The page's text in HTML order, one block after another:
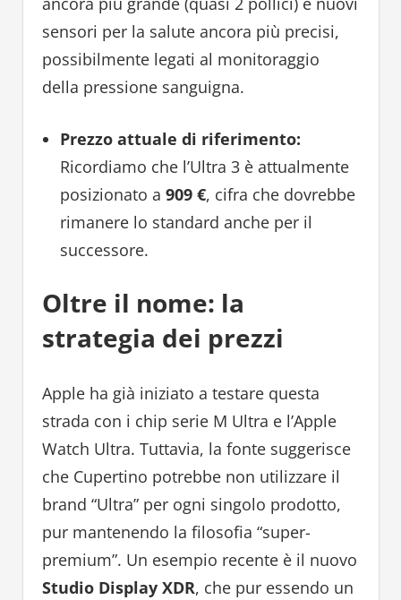
sensori per la salute ancora più precisi,
possibilmente legati al monitoraggio
della pressione sanguigna.
Prezzo attuale di riferimento:
Ricordiamo che l’Ultra 3 è attualmente
posizionato a 909 €, cifra che dovrebbe
rimanere lo standard anche per il
successore.
Oltre il nome: la
strategia dei prezzi
Apple ha già iniziato a testare questa
strada con i chip serie M Ultra e l’Apple
Watch Ultra. Tuttavia, la fonte suggerisce
che Cupertino potrebbe non utilizzare il
brand “Ultra” per ogni singolo prodotto,
pur mantenendo la filosofia “super-
premium”. Un esempio recente è il nuovo
Studio Display XDR, che pur essendo un